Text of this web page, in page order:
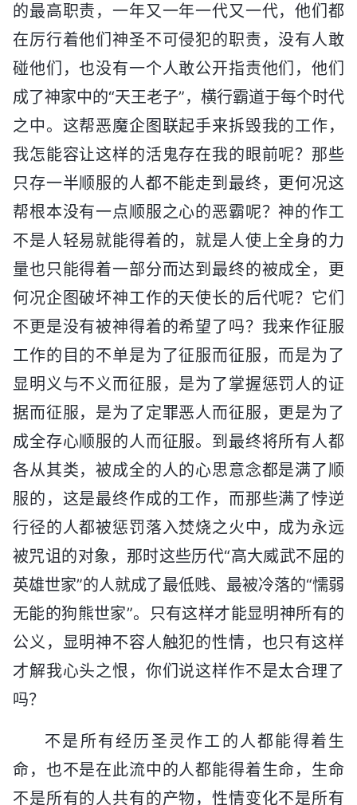
的最高职责，一年又一年一代又一代，他们都
在厉行着他们神圣不可侵犯的职责，没有人敢
碰他们，也没有一个人敢公开指责他们，他们
成了神家中的“天王老子”，横行霸道于每个时代
之中。这帮恶魔企图联起手来拆毁我的工作，
我怎能容让这样的活鬼存在我的眼前呢？那些
只存一半顺服的人都不能走到最终，更何况这
帮根本没有一点顺服之心的恶霸呢？神的作工
不是人轻易就能得着的，就是人使上全身的力
量也只能得着一部分而达到最终的被成全，更
何况企图破坏神工作的天使长的后代呢？它们
不更是没有被神得着的希望了吗？我来作征服
工作的目的不单是为了征服而征服，而是为了
显明义与不义而征服，是为了掌握惩罚人的证
据而征服，是为了定罪恶人而征服，更是为了
成全存心顺服的人而征服。到最终将所有人都
各从其类，被成全的人的心思意念都是满了顺
服的，这是最终作成的工作，而那些满了悖逆
行径的人都被惩罚落入焚烧之火中，成为永远
被咒诅的对象，那时这些历代“高大威武不屈的
英雄世家”的人就成了最低贱、最被冷落的“懦弱
无能的狗熊世家”。只有这样才能显明神所有的
公义，显明神不容人触犯的性情，也只有这样
才解我心头之恨，你们说这样作不是太合理了
吗？
不是所有经历圣灵作工的人都能得着生
命，也不是在此流中的人都能得着生命，生命
不是所有的人共有的产物，性情变化不是所有